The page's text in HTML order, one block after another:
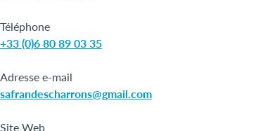
Téléphone
+33 (0)6 80 89 03 35
Adresse e-mail
safrandescharrons@gmail.com
Site Web